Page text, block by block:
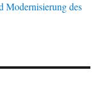
Modernisierung des